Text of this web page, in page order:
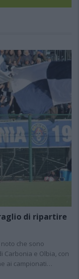
di ripartire
che sono
Carbonia e Olbia, con
ai campionati…